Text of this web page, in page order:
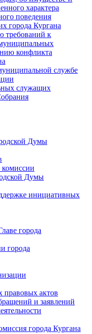
характера
поведения
города Кургана
требований к
конфликта
службе
служащих
Думы
комиссии
Думы
инициативных
города
города
актов
и заявлений
города Кургана